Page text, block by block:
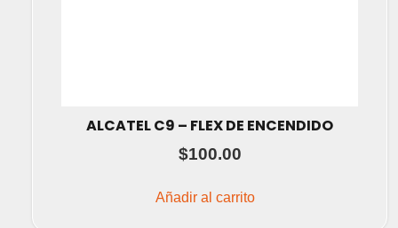
ALCATEL C9 – FLEX DE ENCENDIDO
$100.00
Añadir al carrito